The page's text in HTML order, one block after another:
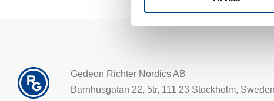
Gedeon Richter Nordics AB
Barnhusgatan 22, 5tr, 111 23 Stockholm, Sweden